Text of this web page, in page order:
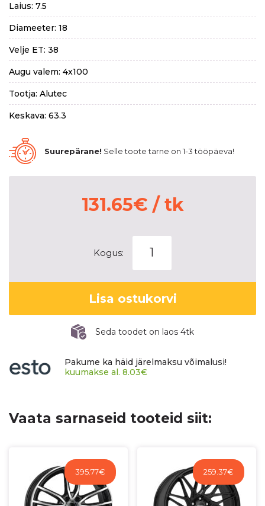
Laius: 7.5
Diameeter: 18
Velje ET: 38
Augu valem: 4x100
Tootja: Alutec
Keskava: 63.3
Suurepärane! Selle toote tarne on 1-3 tööpäeva!
131.65€ / tk
Kogus:
ADX.01
diamond-
black
frontpolished
7,5x18
4x100
CB63,3
60°
ADX1-
Lisa ostukorvi
Seda toodet on laos 4tk
Pakume ka häid järelmaksu võimalusi!
kuumakse al. 8.03€
Vaata sarnaseid tooteid siit:
395.77€ 259.37€